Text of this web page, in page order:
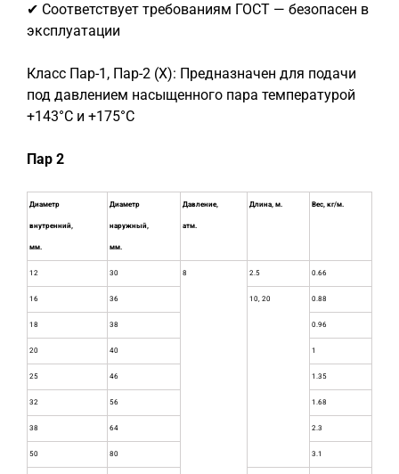
✔ Соответствует требованиям ГОСТ — безопасен в
эксплуатации
Класс Пар-1, Пар-2 (Х): Предназначен для подачи
под давлением насыщенного пара температурой
+143°С и +175°С
Пар 2
Диаметр
внутренний,
мм.
Диаметр
наружный,
мм.
Давление,
атм.
Длина, м. Вес, кг/м.
12 30 8 2.5 0.66
16 36 10, 20 0.88
18 38 0.96
20 40 1
25 46 1.35
32 56 1.68
38 64 2.3
50 80 3.1